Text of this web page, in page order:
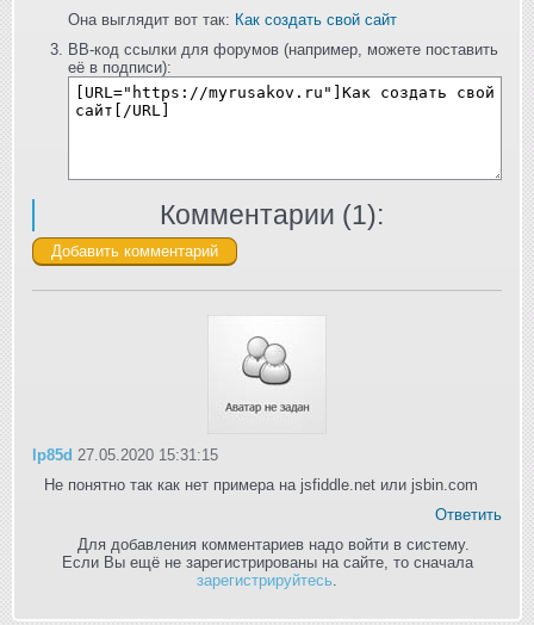
Она выглядит вот так: Как создать свой сайт
BB-код ссылки для форумов (например, можете поставить
её в подписи):
Комментарии (1):
lp85d 27.05.2020 15:31:15
Не понятно так как нет примера на jsfiddle.net или jsbin.com
Ответить
Для добавления комментариев надо войти в систему.
Если Вы ещё не зарегистрированы на сайте, то сначала
зарегистрируйтесь.